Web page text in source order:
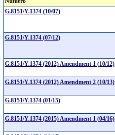
G.8151/Y.1374 (10/07)
G.8151/Y.1374 (07/12)
G.8151/Y.1374 (2012) Amendment 1 (10/12)
G.8151/Y.1374 (2012) Amendment 2 (10/13)
G.8151/Y.1374 (01/15)
G.8151/Y.1374 (2015) Amendment 1 (04/16)